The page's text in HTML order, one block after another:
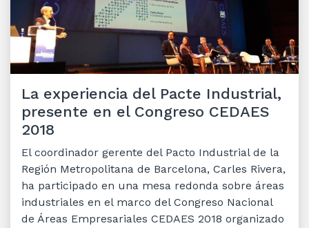
La experiencia del Pacte Industrial,
presente en el Congreso CEDAES
2018
El coordinador gerente del Pacto Industrial de la
Región Metropolitana de Barcelona, Carles Rivera,
ha participado en una mesa redonda sobre áreas
industriales en el marco del Congreso Nacional
de Áreas Empresariales CEDAES 2018 organizado